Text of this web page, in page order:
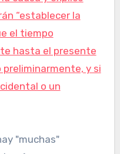
“establecer la
el tiempo
hasta el presente
preliminarmente, y si
o un